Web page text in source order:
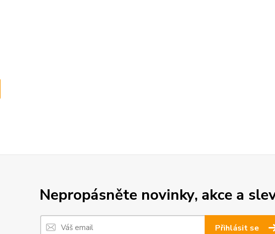
Nepropásněte novinky, akce a
Přihlásit se